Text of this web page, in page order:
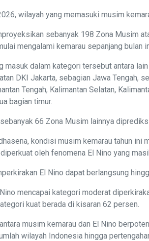
wilayah yang memasuki musim
sebanyak 198 Zona Musim
mengalami kemarau sepanjang bulan
masuk dalam kategori tersebut antara
DKI Jakarta, sebagian Jawa Tengah,
Tengah, Kalimantan Selatan,
bagian timur.
66 Zona Musim lainnya
kondisi musim kemarau tahun ini
oleh fenomena El Nino yang
El Nino dapat berlangsung
mencapai kategori moderat
kuat berada di kisaran 62 persen.
musim kemarau dan El Nino
wilayah Indonesia hingga